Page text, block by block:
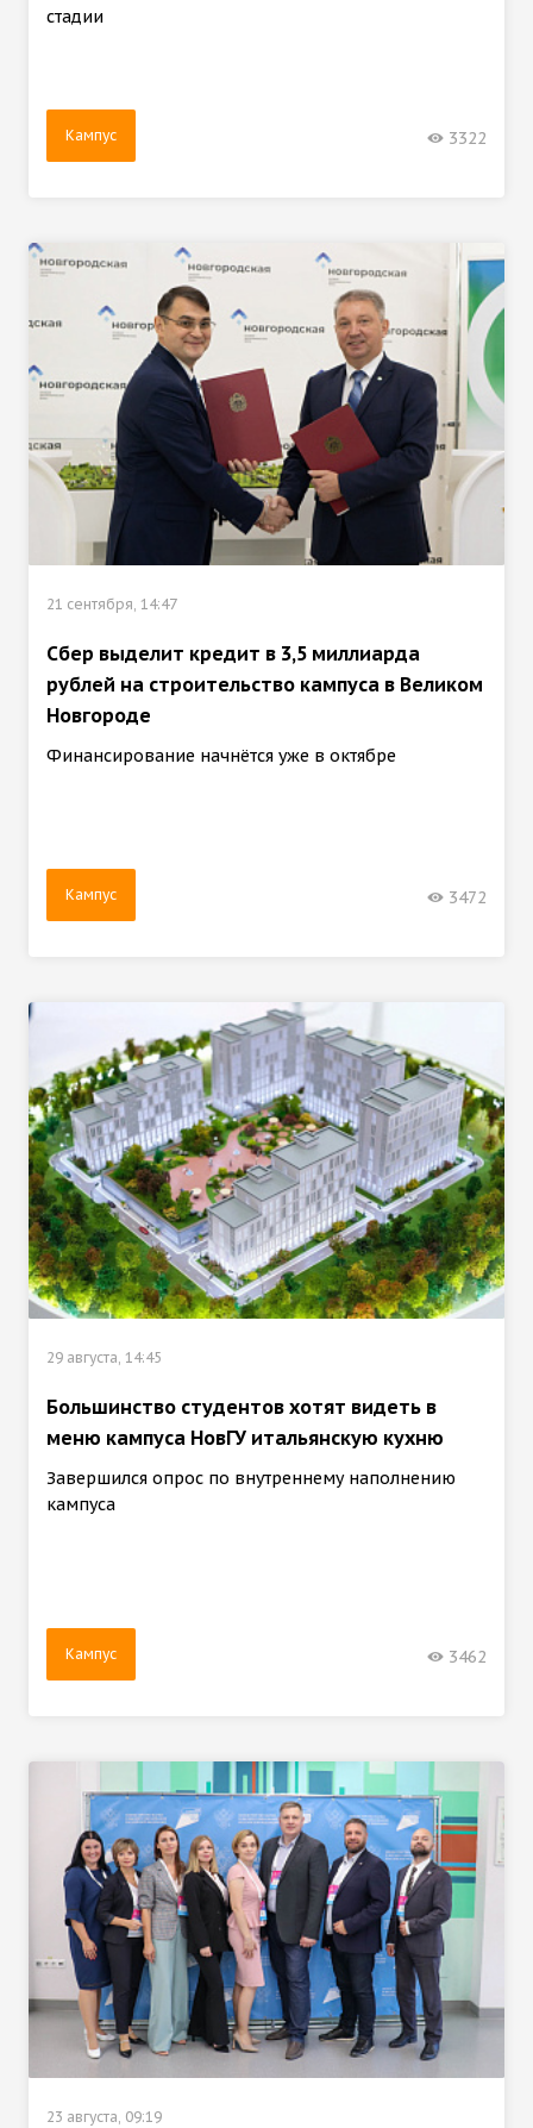
стадии
Кампус 3322
21 сентября, 14:47
Сбер выделит кредит в 3,5 миллиарда
рублей на строительство кампуса в Великом
Новгороде
Финансирование начнётся уже в октябре
Кампус 3472
29 августа, 14:45
Большинство студентов хотят видеть в
меню кампуса НовГУ итальянскую кухню
Завершился опрос по внутреннему наполнению
кампуса
Кампус 3462
23 августа, 09:19